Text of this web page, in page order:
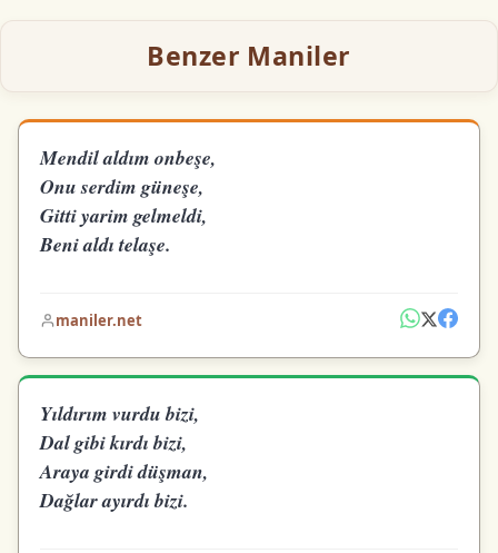
Benzer Maniler
Mendil aldım onbeşe,
Onu serdim güneşe,
Gitti yarim gelmeldi,
Beni aldı telaşe.
maniler.net
Yıldırım vurdu bizi,
Dal gibi kırdı bizi,
Araya girdi düşman,
Dağlar ayırdı bizi.